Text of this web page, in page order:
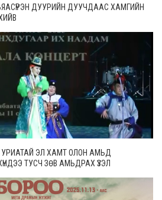
ДУУРИЙН ДУУЧДААС ХАМГИЙН
ЭЛ ХАМТ ОЛОН АМЬД
ТУСЧ ЗӨВ АМЬДРАХ ҮЗЭЛ